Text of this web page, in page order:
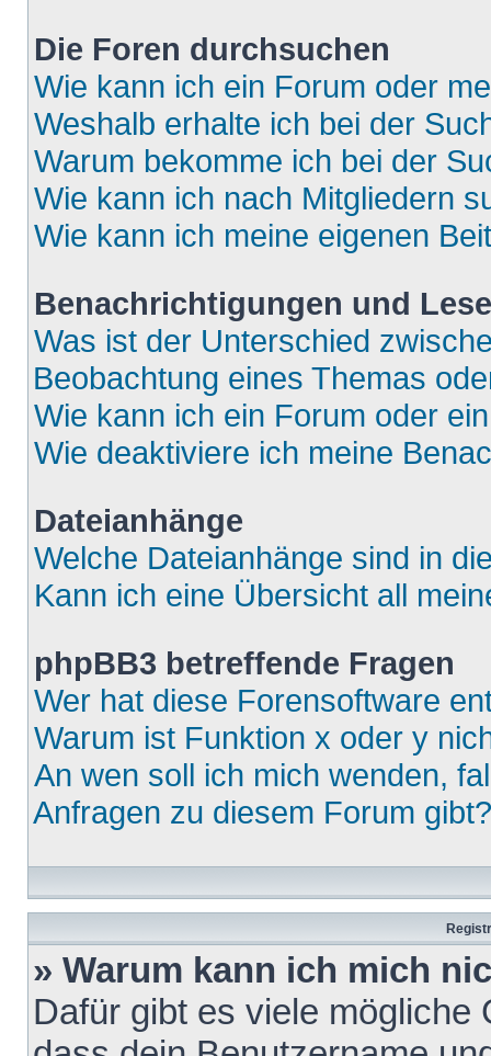
Die Foren durchsuchen
Wie kann ich ein Forum oder
Weshalb erhalte ich bei der
Warum bekomme ich bei der
Wie kann ich nach Mitgliedern
Wie kann ich meine eigenen
Benachrichtigungen und
Was ist der Unterschied
Beobachtung eines Themas
Wie kann ich ein Forum oder
Wie deaktiviere ich meine
Dateianhänge
Welche Dateianhänge sind in
Kann ich eine Übersicht all
phpBB3 betreffende Fragen
Wer hat diese Forensoftware
Warum ist Funktion x oder y
An wen soll ich mich wenden,
Anfragen zu diesem Forum gibt?
» Warum kann ich mich
Dafür gibt es viele